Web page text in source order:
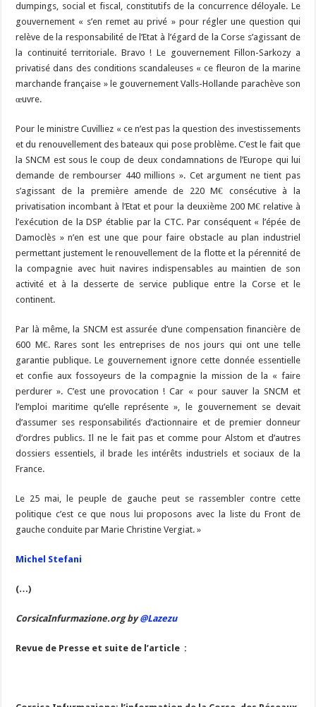
dumpings, social et fiscal, constitutifs de la concurrence déloyale. Le
gouvernement « s’en remet au privé » pour régler une question qui
relève de la responsabilité de l’Etat à l’égard de la Corse s’agissant de
la continuité territoriale. Bravo ! Le gouvernement Fillon-Sarkozy a
privatisé dans des conditions scandaleuses « ce fleuron de la marine
marchande française » le gouvernement Valls-Hollande parachève son
œuvre.
Pour le ministre Cuvilliez « ce n’est pas la question des investissements
et du renouvellement des bateaux qui pose problème. C’est le fait que
la SNCM est sous le coup de deux condamnations de l’Europe qui lui
demande de rembourser 440 millions ». Cet argument ne tient pas
s’agissant de la première amende de 220 M€ consécutive à la
privatisation incombant à l’Etat et pour la deuxième 200 M€ relative à
l’exécution de la DSP établie par la CTC. Par conséquent « l’épée de
Damoclès » n’en est une que pour faire obstacle au plan industriel
permettant justement le renouvellement de la flotte et la pérennité de
la compagnie avec huit navires indispensables au maintien de son
activité et à la desserte de service publique entre la Corse et le
continent.
Par là même, la SNCM est assurée d’une compensation financière de
600 M€. Rares sont les entreprises de nos jours qui ont une telle
garantie publique. Le gouvernement ignore cette donnée essentielle
et confie aux fossoyeurs de la compagnie la mission de la « faire
perdurer ». C’est une provocation ! Car « pour sauver la SNCM et
l’emploi maritime qu’elle représente », le gouvernement se devait
d’assumer ses responsabilités d’actionnaire et de premier donneur
d’ordres publics. Il ne le fait pas et comme pour Alstom et d’autres
dossiers essentiels, il brade les intérêts industriels et sociaux de la
France.
Le 25 mai, le peuple de gauche peut se rassembler contre cette
politique c’est ce que nous lui proposons avec la liste du Front de
gauche conduite par Marie Christine Vergiat. »
Michel Stefani
(…)
CorsicaInfurmazione.org by@Lazezu
Revue de Presse et suite de l’article :